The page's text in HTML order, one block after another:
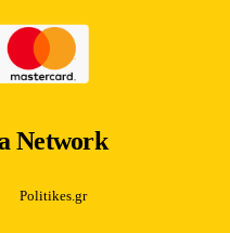
Network
Politikes.gr